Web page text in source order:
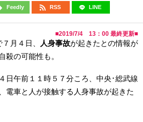
Feedly RSS LINE
■2019/7/4 13：00 最終更新■
７月４日、 人身事故が起きたとの情報が
殺の可能性も。
日午前１１時５７分ころ、中央･総武線
電車と人が接触する人身事故が起きた